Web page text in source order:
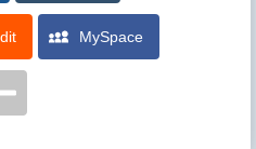
MySpace